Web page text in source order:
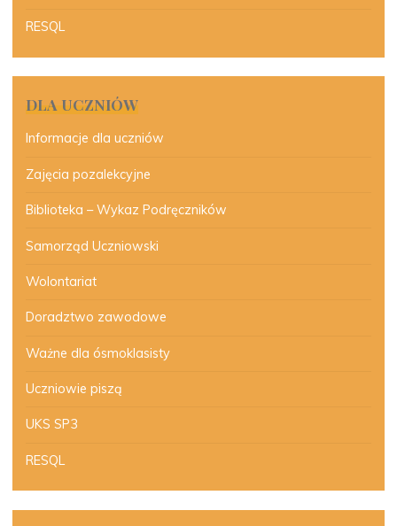
RESQL
DLA UCZNIÓW
Informacje dla uczniów
Zajęcia pozalekcyjne
Biblioteka – Wykaz Podręczników
Samorząd Uczniowski
Wolontariat
Doradztwo zawodowe
Ważne dla ósmoklasisty
Uczniowie piszą
UKS SP3
RESQL